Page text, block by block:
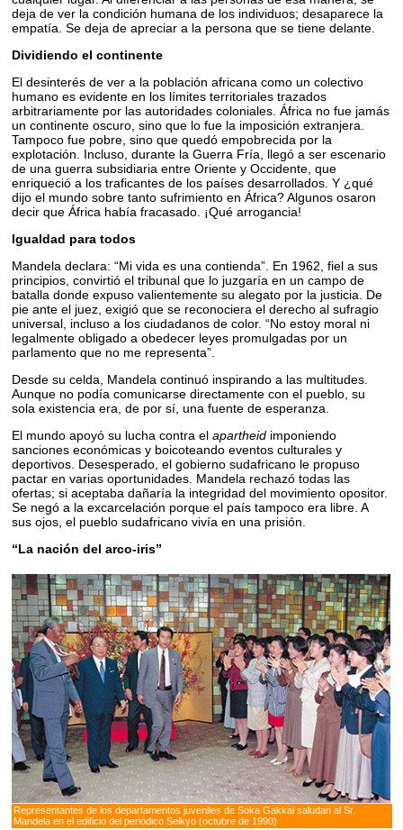
deja de ver la condición humana de los individuos; desaparece la
empatía. Se deja de apreciar a la persona que se tiene delante.
Dividiendo el continente
El desinterés de ver a la población africana como un colectivo
humano es evidente en los límites territoriales trazados
arbitrariamente por las autoridades coloniales. África no fue jamás
un continente oscuro, sino que lo fue la imposición extranjera.
Tampoco fue pobre, sino que quedó empobrecida por la
explotación. Incluso, durante la Guerra Fría, llegó a ser escenario
de una guerra subsidiaria entre Oriente y Occidente, que
enriqueció a los traficantes de los países desarrollados. Y ¿qué
dijo el mundo sobre tanto sufrimiento en África? Algunos osaron
decir que África había fracasado. ¡Qué arrogancia!
Igualdad para todos
Mandela declara: “Mi vida es una contienda”. En 1962, fiel a sus
principios, convirtió el tribunal que lo juzgaría en un campo de
batalla donde expuso valientemente su alegato por la justicia. De
pie ante el juez, exigió que se reconociera el derecho al sufragio
universal, incluso a los ciudadanos de color. “No estoy moral ni
legalmente obligado a obedecer leyes promulgadas por un
parlamento que no me representa”.
Desde su celda, Mandela continuó inspirando a las multitudes.
Aunque no podía comunicarse directamente con el pueblo, su
sola existencia era, de por sí, una fuente de esperanza.
El mundo apoyó su lucha contra elapartheid imponiendo
sanciones económicas y boicoteando eventos culturales y
deportivos. Desesperado, el gobierno sudafricano le propuso
pactar en varias oportunidades. Mandela rechazó todas las
ofertas; si aceptaba dañaría la integridad del movimiento opositor.
Se negó a la excarcelación porque el país tampoco era libre. A
sus ojos, el pueblo sudafricano vivía en una prisión.
“La nación del arco-iris”
Representantes de los departamentos juveniles de Soka Gakkai saludan al Sr.
Mandela en el edificio del periódico Seikyo (octubre de 1990)